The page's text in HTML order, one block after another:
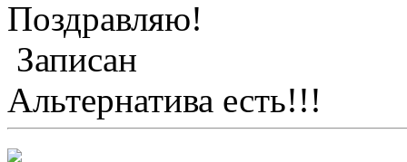
Поздравляю!
Записан
Альтернатива есть!!!